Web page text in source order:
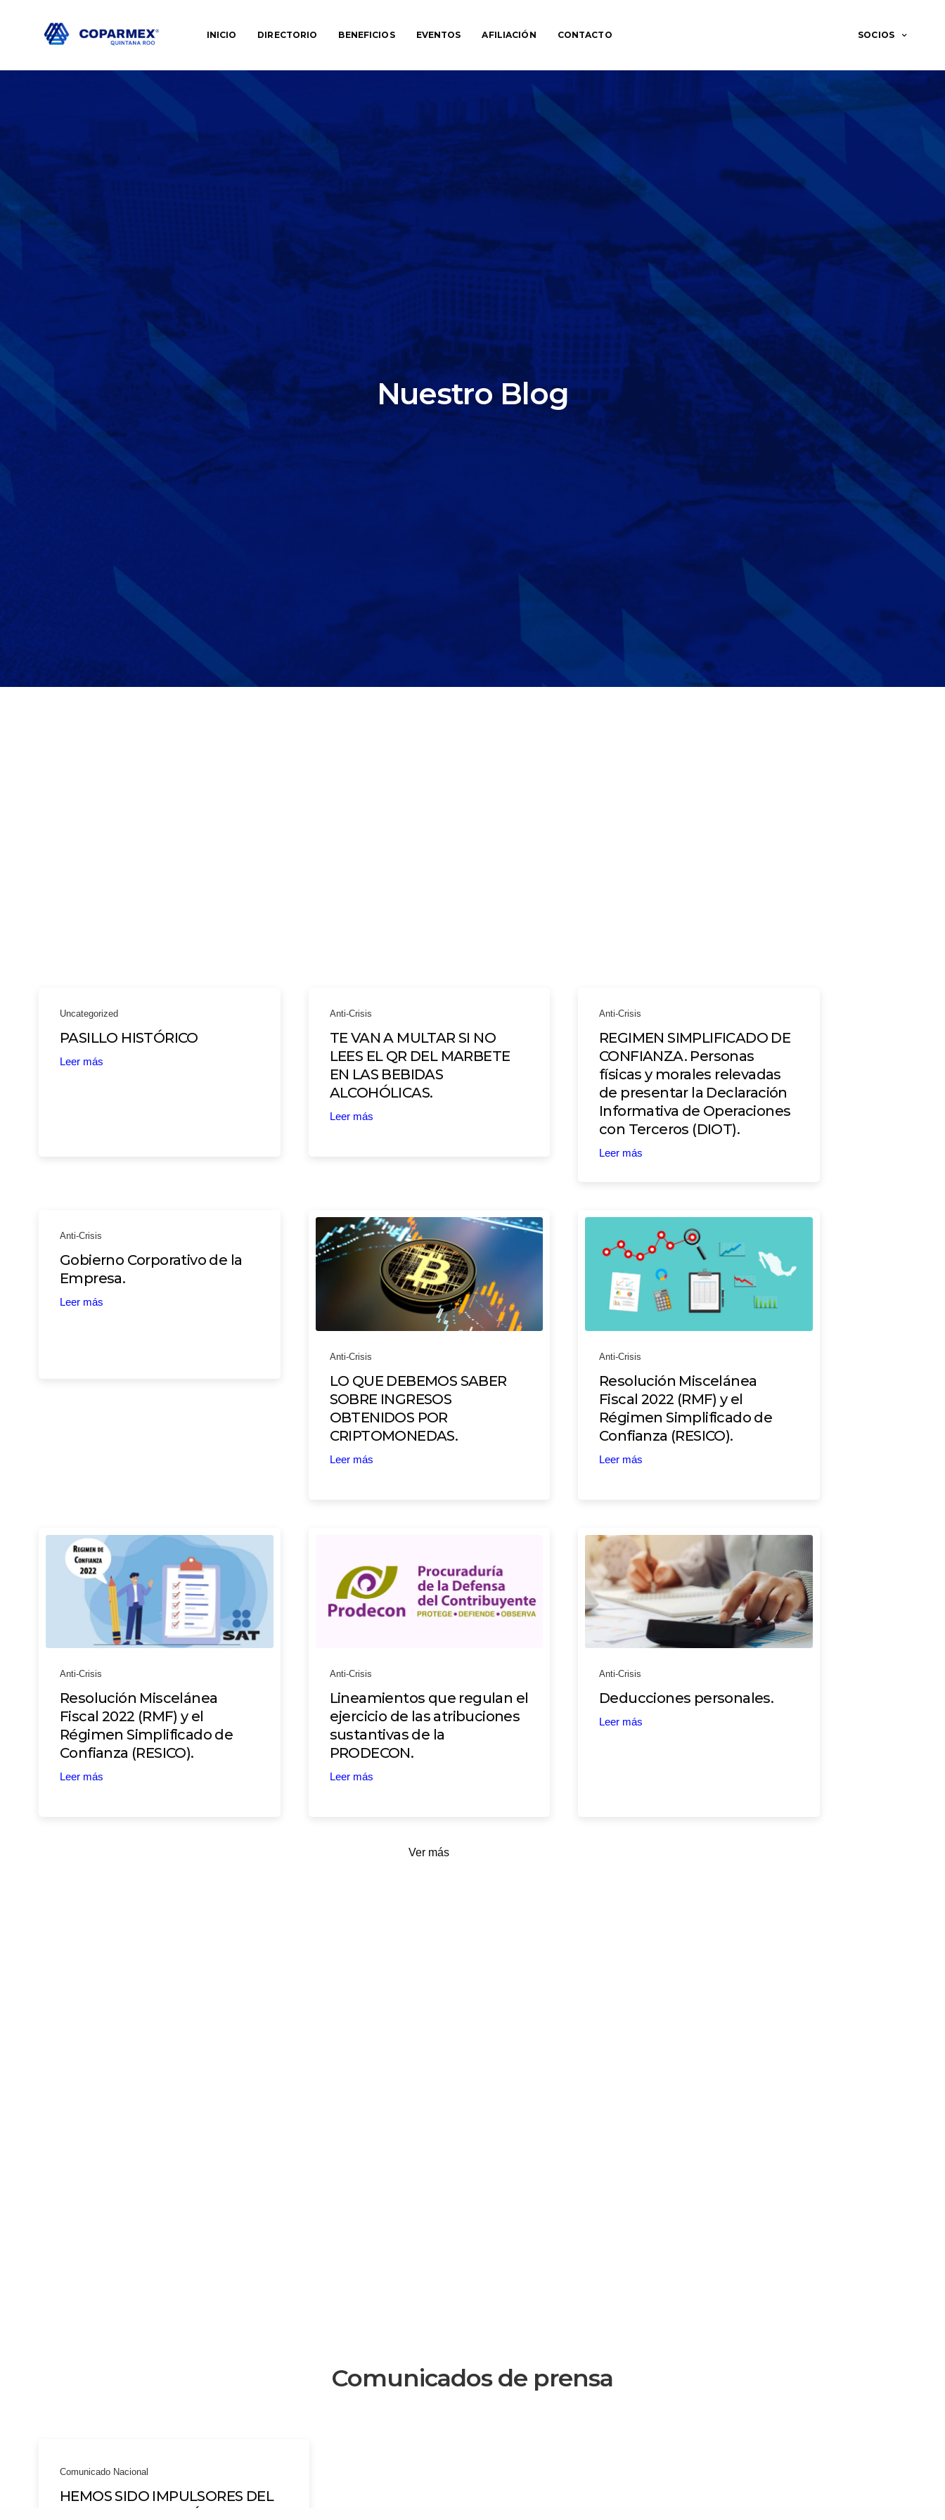
INICIO DIRECTORIO BENEFICIOS EVENTOS AFILIACIÓN CONTACTO SOCIOS
Nuestro Blog
Uncategorized
PASILLO HISTÓRICO
Leer más
Anti-Crisis
TE VAN A MULTAR SI NO
LEES EL QR DEL MARBETE
EN LAS BEBIDAS
ALCOHÓLICAS.
Leer más
Anti-Crisis
REGIMEN SIMPLIFICADO DE
CONFIANZA. Personas
físicas y morales relevadas
de presentar la Declaración
Informativa de Operaciones
con Terceros (DIOT).
Leer más
Anti-Crisis
Gobierno Corporativo de la
Empresa.
Leer más
Anti-Crisis
LO QUE DEBEMOS SABER
SOBRE INGRESOS
OBTENIDOS POR
CRIPTOMONEDAS.
Leer más
Anti-Crisis
Resolución Miscelánea
Fiscal 2022 (RMF) y el
Régimen Simplificado de
Confianza (RESICO).
Leer más
Anti-Crisis
Resolución Miscelánea
Fiscal 2022 (RMF) y el
Régimen Simplificado de
Confianza (RESICO).
Leer más
Anti-Crisis
Lineamientos que regulan el
ejercicio de las atribuciones
sustantivas de la
PRODECON.
Leer más
Anti-Crisis
Deducciones personales.
Leer más
Ver más
Comunicados de prensa
Comunicado Nacional
HEMOS SIDO IMPULSORES DEL